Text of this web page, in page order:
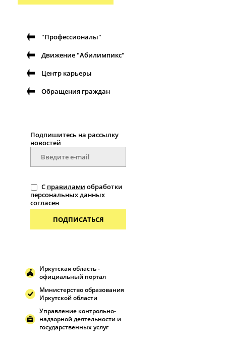
"Профессионалы"
Движение "Абилимпикс"
Центр карьеры
Обращения граждан
Подпишитесь на рассылку
новостей
С правилами обработки
персональных данных
согласен
ПОДПИСАТЬСЯ
Иркутская область -
официальный портал
Министерство образования
Иркутской области
Управление контрольно-
надзорной деятельности и
государственных услуг